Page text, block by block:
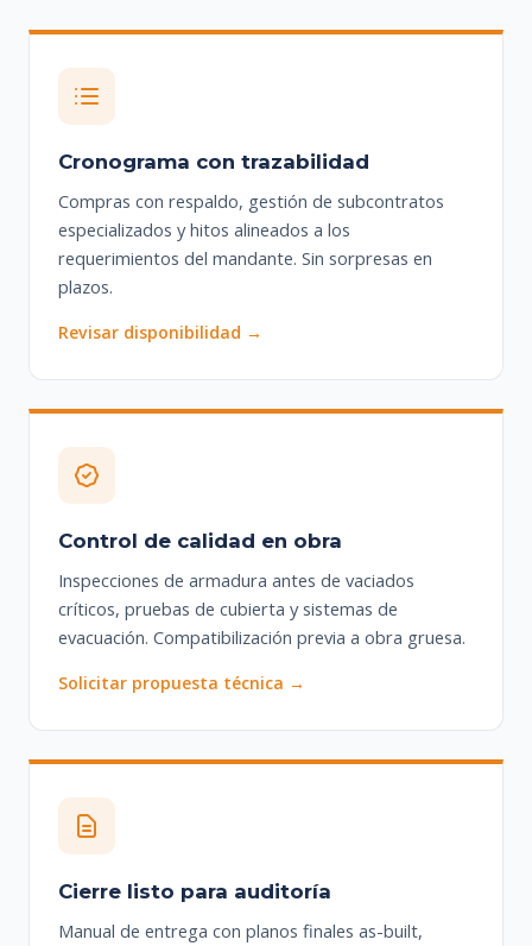
Cronograma con trazabilidad
Compras con respaldo, gestión de subcontratos
especializados y hitos alineados a los
requerimientos del mandante. Sin sorpresas en
plazos.
Revisar disponibilidad →
Control de calidad en obra
Inspecciones de armadura antes de vaciados
críticos, pruebas de cubierta y sistemas de
evacuación. Compatibilización previa a obra gruesa.
Solicitar propuesta técnica →
Cierre listo para auditoría
Manual de entrega con planos finales as-built,